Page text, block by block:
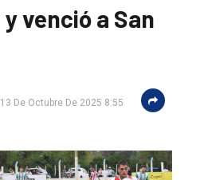
venció a San
De Octubre De 2025 8:55